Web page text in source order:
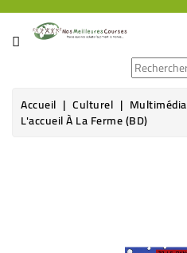
CATÉGORIE
ÉPICERIE
Accueil Culturel Multimédia
L'accueil À La Ferme (BD)